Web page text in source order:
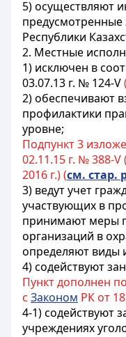
5) осуществляют
предусмотренные
Республики
2. Местные
1) исключен в
03.07.13 г. № 124-V(
2) обеспечивают
профилактики
уровне;
Подпункт 3
02.11.15 г. № 388-V
2016 г.) (см. стар.
3) ведут учет
участвующих в
принимают меры
организаций в
определяют виды
4) содействуют
Пункт дополнен
с Законом РК от
4-1) содействуют
учреждениях